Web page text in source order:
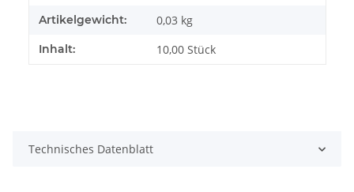
Artikelgewicht: 0,03 kg
Inhalt: 10,00 Stück
Technisches Datenblatt